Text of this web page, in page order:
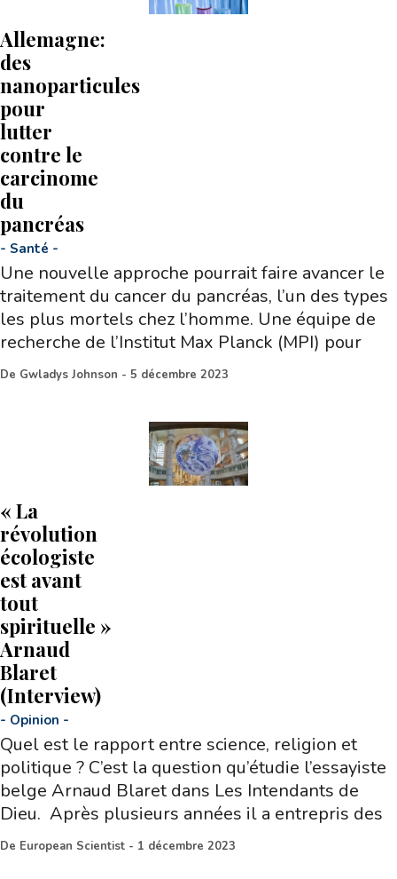
Allemagne:
des
nanoparticules
pour
lutter
contre le
carcinome
du
pancréas
- Santé -
Une nouvelle approche pourrait faire avancer le
traitement du cancer du pancréas, l’un des types
les plus mortels chez l’homme. Une équipe de
recherche de l’Institut Max Planck (MPI) pour
De Gwladys Johnson - 5 décembre 2023
« La
révolution
écologiste
est avant
tout
spirituelle »
Arnaud
Blaret
(Interview)
- Opinion -
Quel est le rapport entre science, religion et
politique ? C’est la question qu’étudie l’essayiste
belge Arnaud Blaret dans Les Intendants de
Dieu. Après plusieurs années il a entrepris des
De European Scientist - 1 décembre 2023